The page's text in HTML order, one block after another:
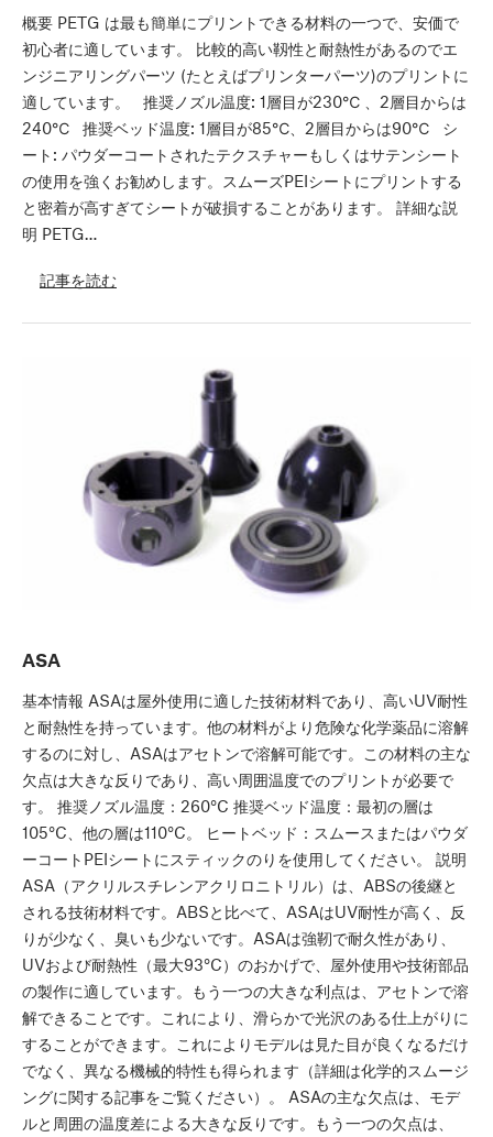
概要 PETG は最も簡単にプリントできる材料の一つで、安価で
初心者に適しています。 比較的高い靱性と耐熱性があるのでエ
ンジニアリングパーツ (たとえばプリンターパーツ)のプリントに
適しています。 推奨ノズル温度: 1層目が230℃ 、2層目からは
240℃ 推奨ベッド温度: 1層目が85℃、2層目からは90℃ シ
ート: パウダーコートされたテクスチャーもしくはサテンシート
の使用を強くお勧めします。スムーズPEIシートにプリントする
と密着が高すぎてシートが破損することがあります。 詳細な説
明 PETG…
記事を読む
ASA
基本情報 ASAは屋外使用に適した技術材料であり、高いUV耐性
と耐熱性を持っています。他の材料がより危険な化学薬品に溶解
するのに対し、ASAはアセトンで溶解可能です。この材料の主な
欠点は大きな反りであり、高い周囲温度でのプリントが必要で
す。 推奨ノズル温度：260°C 推奨ベッド温度：最初の層は
105°C、他の層は110°C。 ヒートベッド：スムースまたはパウダ
ーコートPEIシートにスティックのりを使用してください。 説明
ASA（アクリルスチレンアクリロニトリル）は、ABSの後継と
される技術材料です。ABSと比べて、ASAはUV耐性が高く、反
りが少なく、臭いも少ないです。ASAは強靭で耐久性があり、
UVおよび耐熱性（最大93°C）のおかげで、屋外使用や技術部品
の製作に適しています。もう一つの大きな利点は、アセトンで溶
解できることです。これにより、滑らかで光沢のある仕上がりに
することができます。これによりモデルは見た目が良くなるだけ
でなく、異なる機械的特性も得られます（詳細は化学的スムージ
ングに関する記事をご覧ください）。 ASAの主な欠点は、モデ
ルと周囲の温度差による大きな反りです。もう一つの欠点は、